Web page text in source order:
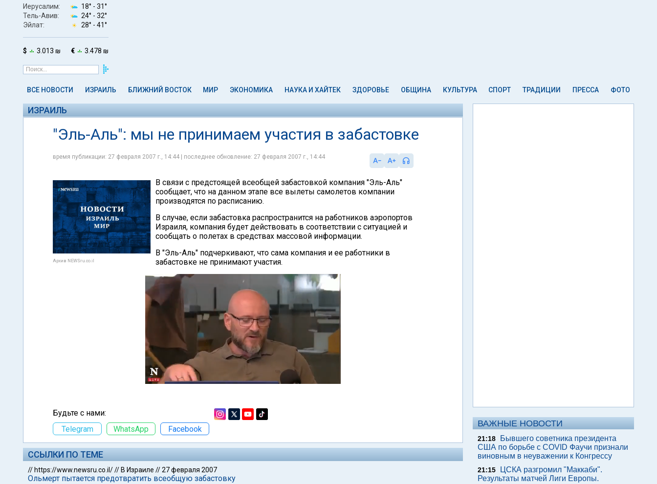
Иерусалим: 18° - 31°
Тель-Авив:
24° - 32°
Эйлат:
28° - 41°
$ 3.013 ₪ € 3.478 ₪
ВСЕ НОВОСТИ ИЗРАИЛЬ БЛИЖНИЙ ВОСТОК МИР ЭКОНОМИКА НАУКА И ХАЙТЕК ЗДОРОВЬЕ ОБЩИНА КУЛЬТУРА СПОРТ ТРАДИЦИИ ПРЕССА ФОТО
ИЗРАИЛЬ
"Эль-Аль": мы не принимаем участия в забастовке
время публикации: 27 февраля 2007 г., 14:44 | последнее обновление: 27 февраля 2007 г., 14:44
Архив NEWSru.co.il
В связи с предстоящей всеобщей забастовкой компания "Эль-Аль"
сообщает, что на данном этапе все вылеты самолетов компании
производятся по расписанию.
В случае, если забастовка распространится на работников аэропортов
Израиля, компания будет действовать в соответствии с ситуацией и
сообщать о полетах в средствах массовой информации.
В "Эль-Аль" подчеркивают, что сама компания и ее работники в
забастовке не принимают участия.
Будьте с нами:
Telegram
WhatsApp Facebook
ССЫЛКИ ПО ТЕМЕ
// https://www.newsru.co.il/// В Израиле //27 февраля 2007
Ольмерт пытается предотвратить всеобщую забастовку
ВАЖНЫЕ НОВОСТИ
21:18
Бывшего советника президента
США по борьбе с COVID Фаучи признали
виновным в неуважении к Конгрессу
21:15
ЦСКА разгромил "Маккаби".
Результаты матчей Лиги Европы.